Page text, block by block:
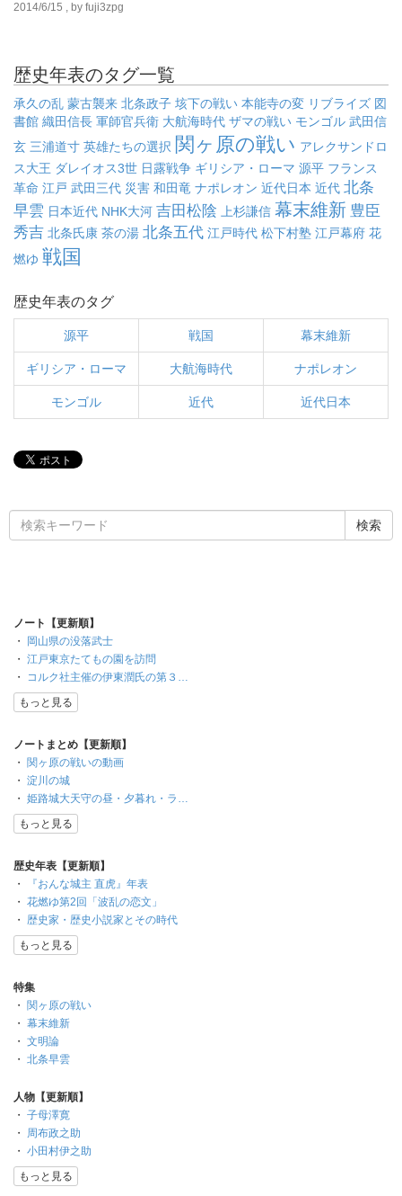
2014/6/15 , by fuji3zpg
歴史年表のタグ一覧
承久の乱 蒙古襲来 北条政子 垓下の戦い 本能寺の変 リブライズ 図
書館 織田信長 軍師官兵衛 大航海時代 ザマの戦い モンゴル 武田信
玄 三浦道寸 英雄たちの選択 関ヶ原の戦い アレクサンドロ
ス大王 ダレイオス3世 日露戦争 ギリシア・ローマ 源平 フランス
革命 江戸 武田三代 災害 和田竜 ナポレオン 近代日本 近代 北条
早雲 日本近代 NHK大河 吉田松陰 上杉謙信 幕末維新 豊臣
秀吉 北条氏康 茶の湯 北条五代 江戸時代 松下村塾 江戸幕府 花
燃ゆ 戦国
歴史年表のタグ
源平 戦国 幕末維新
ギリシア・ローマ 大航海時代 ナポレオン
モンゴル 近代 近代日本
ノート【更新順】
・
岡山県の没落武士
・ 江戸東京たてもの園を訪問
・ コルク社主催の伊東潤氏の第３…
もっと見る
ノートまとめ【更新順】
・ 関ヶ原の戦いの動画
・ 淀川の城
・ 姫路城大天守の昼・夕暮れ・ラ…
もっと見る
歴史年表【更新順】
・
『おんな城主 直虎』年表
・ 花燃ゆ第2回「波乱の恋文」
・ 歴史家・歴史小説家とその時代
もっと見る
特集
・ 関ヶ原の戦い
・ 幕末維新
・ 文明論
・ 北条早雲
人物【更新順】
・ 子母澤寛
・ 周布政之助
・ 小田村伊之助
もっと見る